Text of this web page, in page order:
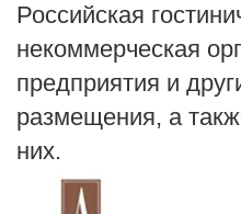
Российская
некоммерческая
предприятия и
размещения, а
них.